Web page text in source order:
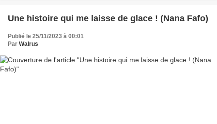
Une histoire qui me laisse de glace ! (Nana Fafo)
Publié le 25/11/2023 à 00:01
Par Walrus